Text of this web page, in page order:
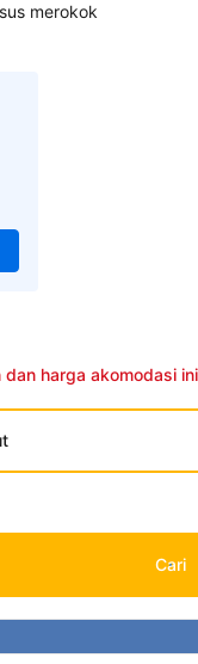
merokok
harga akomodasi ini
Cari